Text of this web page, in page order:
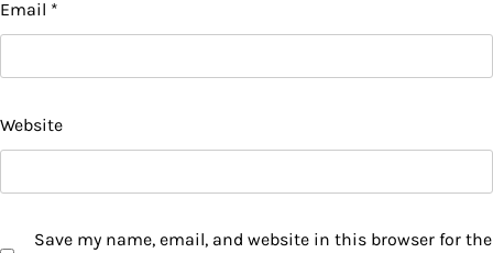
Email *
Website
Save my name, email, and website in this browser for the